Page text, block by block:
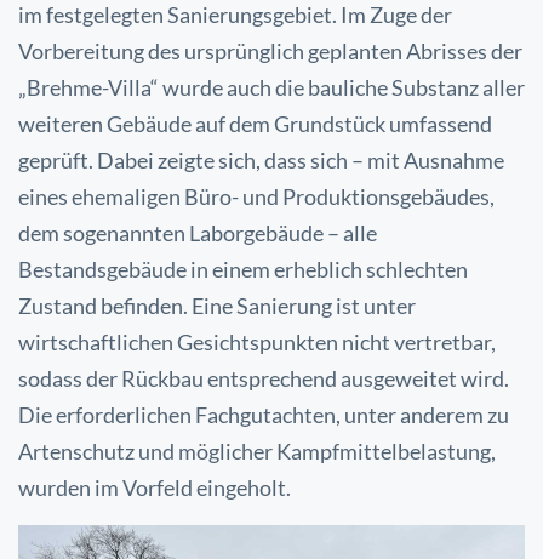
im festgelegten Sanierungsgebiet. Im Zuge der
Vorbereitung des ursprünglich geplanten Abrisses der
„Brehme-Villa“ wurde auch diebauliche Substanz aller
weiteren Gebäude auf dem Grundstück umfassend
geprüft. Dabei zeigte sich,dass sich – mit Ausnahme
eines ehemaligen Büro- und Produktionsgebäudes,
dem sogenannten Laborgebäude – alle
Bestandsgebäude in einem erheblich schlechten
Zustand befinden. Eine Sanierungist unter
wirtschaftlichen Gesichtspunkten nicht vertretbar,
sodass der Rückbau entsprechend ausgeweitet wird.
Die erforderlichen Fachgutachten, unter anderem zu
Artenschutz und möglicherKampfmittelbelastung,
wurden im Vorfeld eingeholt.